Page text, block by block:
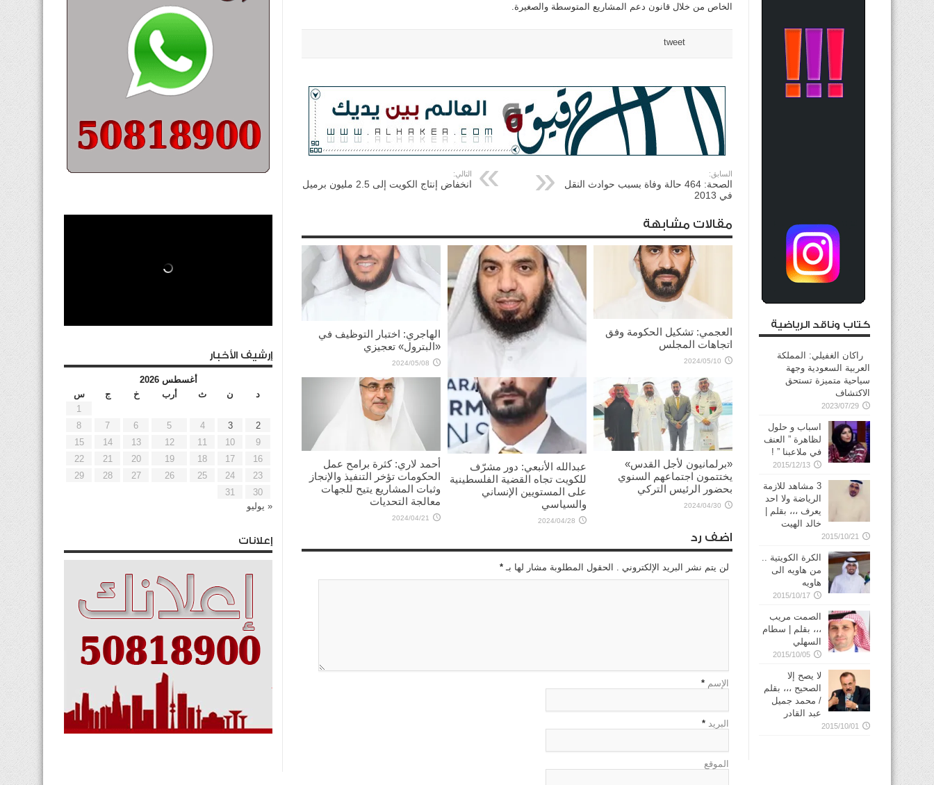
الخاص من خلال قانون دعم المشاريع المتوسطة والصغيرة.
tweet
السابق:
الصحة: 464 حالة وفاة بسبب حوادث النقل
في 2013
التالي:
انخفاض إنتاج الكويت إلى 2.5 مليون برميل
مقالات مشابهة
العجمي: تشكيل الحكومة وفق
اتجاهات المجلس
2024/05/10
محمد الداهوم: هموم المواطنين
إصلاح الطرق و«الصحة»
2024/05/10
الهاجري: اختبار التوظيف في
«البترول» تعجيزي
2024/05/08
«برلمانيون لأجل القدس»
يختتمون اجتماعهم السنوي
بحضور الرئيس التركي
2024/04/30
عبدالله الأنبعي: دور مشرّف
للكويت تجاه القضية الفلسطينية
على المستويين الإنساني
والسياسي
2024/04/28
أحمد لاري: كثرة برامح عمل
الحكومات تؤخر التنفيذ والإنجاز
وثبات المشاريع يتيح للجهات
معالجة التحديات
2024/04/21
اضف رد
لن يتم نشر البريد الإلكتروني . الحقول المطلوبة مشار لها بـ *
الإسم *
البريد *
الموقع
كتاب وناقد الرياضية
راكان الغفيلي: المملكة
العربية السعودية وجهة
سياحية متميزة تستحق
الاكتشاف
2023/07/29
اسباب و حلول
لظاهرة ” العنف
في ملاعبنا ” !
2015/12/13
3 مشاهد للازمة
الرياضة ولا احد
يعرف ،،، بقلم |
خالد الهيت
2015/10/21
الكرة الكويتية ..
من هاويه الى
هاويه
2015/10/17
الصمت مريب
،،، بقلم | سطام
السهلي
2015/10/05
لا يصح إلا
الصحيح ،،، بقلم
/ محمد جميل
عبد القادر
2015/10/01
إرشيف الأخبار
أغسطس 2026
د
ن ث أرب خ ج
س
1
2
3
4
5
6
7
8
9
10
11
12
13
14
15
16
17
18
19
20
21
22
23
24
25
26
27
28
29
30
31
« يوليو
إعلانات